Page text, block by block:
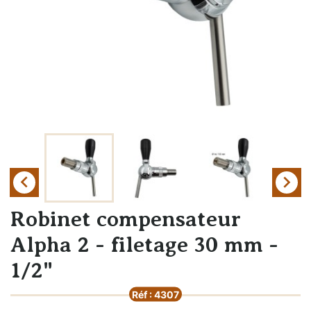
 
Robinet compensateur
Alpha 2 - filetage 30 mm -
1/2"
Réf : 4307